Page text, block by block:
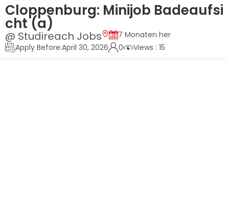
Cloppenburg: Minijob Badeaufsi
cht (a)
@ Studireach Jobs
7 Monaten her
Apply Before:April 30, 2026
0 Views : 15